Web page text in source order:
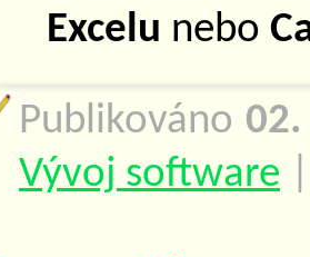
Excelu nebo
Publikováno
Vývoj software